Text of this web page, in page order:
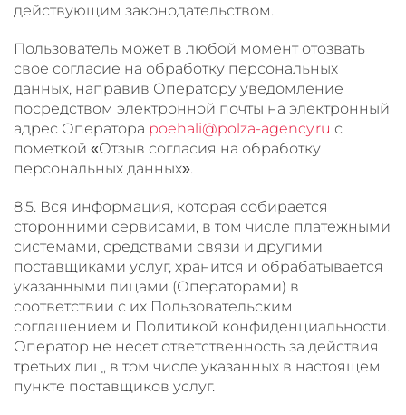
действующим законодательством.
Пользователь может в любой момент отозвать
свое согласие на обработку персональных
данных, направив Оператору уведомление
посредством электронной почты на электронный
адрес Оператора poehali@polza-agency.ru с
пометкой «Отзыв согласия на обработку
персональных данных».
8.5. Вся информация, которая собирается
сторонними сервисами, в том числе платежными
системами, средствами связи и другими
поставщиками услуг, хранится и обрабатывается
указанными лицами (Операторами) в
соответствии с их Пользовательским
соглашением и Политикой конфиденциальности.
Оператор не несет ответственность за действия
третьих лиц, в том числе указанных в настоящем
пункте поставщиков услуг.